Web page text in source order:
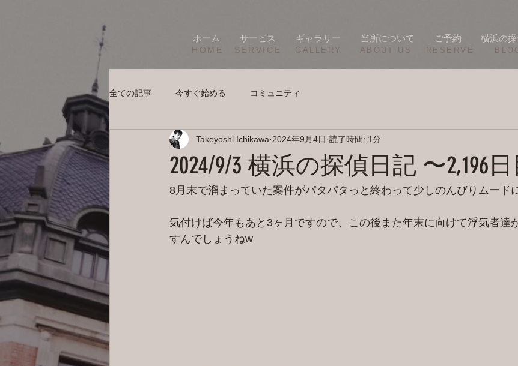
ホーム サービス ギャラリー 当所について ご予約 横浜の
HOME SERVICE ​GALLERY ​ABOUT US RESERVE
全ての記事 今すぐ始める コミュニティ
2024/9/3 横浜の探偵日記 〜2,196
Takeyoshi Ichikawa 2024年9月4日 読了時間: 1分
8月末で溜まっていた案件がパタパタっと終わって少しのんびりムード
気付けば今年もあと3ヶ月ですので、この後また年末に向けて浮気者達
すんでしょうねw